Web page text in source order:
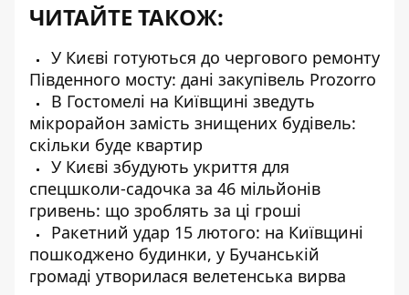
ЧИТАЙТЕ ТАКОЖ:
У Києві готуються до чергового ремонту
Південного мосту: дані закупівель Prozorro
В Гостомелі на Київщині зведуть
мікрорайон замість знищених будівель:
скільки буде квартир
У Києві збудують укриття для
спецшколи-садочка за 46 мільйонів
гривень: що зроблять за ці гроші
Ракетний удар 15 лютого: на Київщині
пошкоджено будинки, у Бучанській
громаді утворилася велетенська вирва